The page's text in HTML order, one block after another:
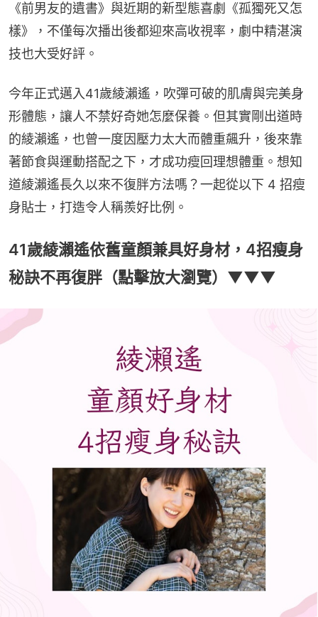
《前男友的遺書》與近期的新型態喜劇《孤獨死又怎
樣》，不僅每次播出後都迎來高收視率，劇中精湛演
技也大受好評。
今年正式邁入41歲綾瀨遙，吹彈可破的肌膚與完美身
形體態，讓人不禁好奇她怎麼保養。但其實剛出道時
的綾瀨遙，也曾一度因壓力太大而體重飆升，後來靠
著節食與運動搭配之下，才成功瘦回理想體重。想知
道綾瀨遙長久以來不復胖方法嗎？一起從以下 4 招瘦
身貼士，打造令人稱羨好比例。
41歲綾瀨遙依舊童顏兼具好身材，4招瘦身
秘訣不再復胖（點擊放大瀏覽）▼▼▼